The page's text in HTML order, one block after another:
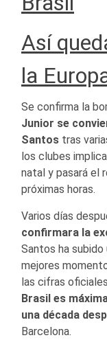
Así
la
Se confirma la
Junior se
Santos tras
los clubes
natal y pasará el
próximas horas.
Varios días
confirmara la
Santos ha
mejores
las cifras
Brasil es
una década
Barcelona.